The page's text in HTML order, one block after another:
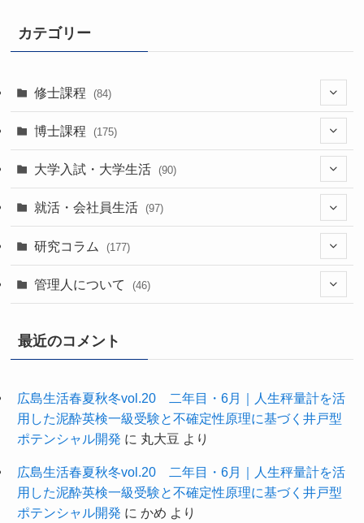
イ
ブ
カテゴリー
修士課程 (84)
(7)
(39)
博士課程 (175)
(52)
(35)(60)
(22)
大学入試・大学生活 (90)
(43)
(37)
就活・会社員生活 (97)
(20)
(42)
(11)
(10)
研究コラム (177)
(20)
管理人について (46)
(3)
(9)
最近のコメント
広島生活春夏秋冬vol.20 二年目・6月｜人生秤量計を活
用した泥酔英検一級受験と不確定性原理に基づく井戸型
ポテンシャル開発 に 丸大豆 より
広島生活春夏秋冬vol.20 二年目・6月｜人生秤量計を活
用した泥酔英検一級受験と不確定性原理に基づく井戸型
ポテンシャル開発 にかめ より